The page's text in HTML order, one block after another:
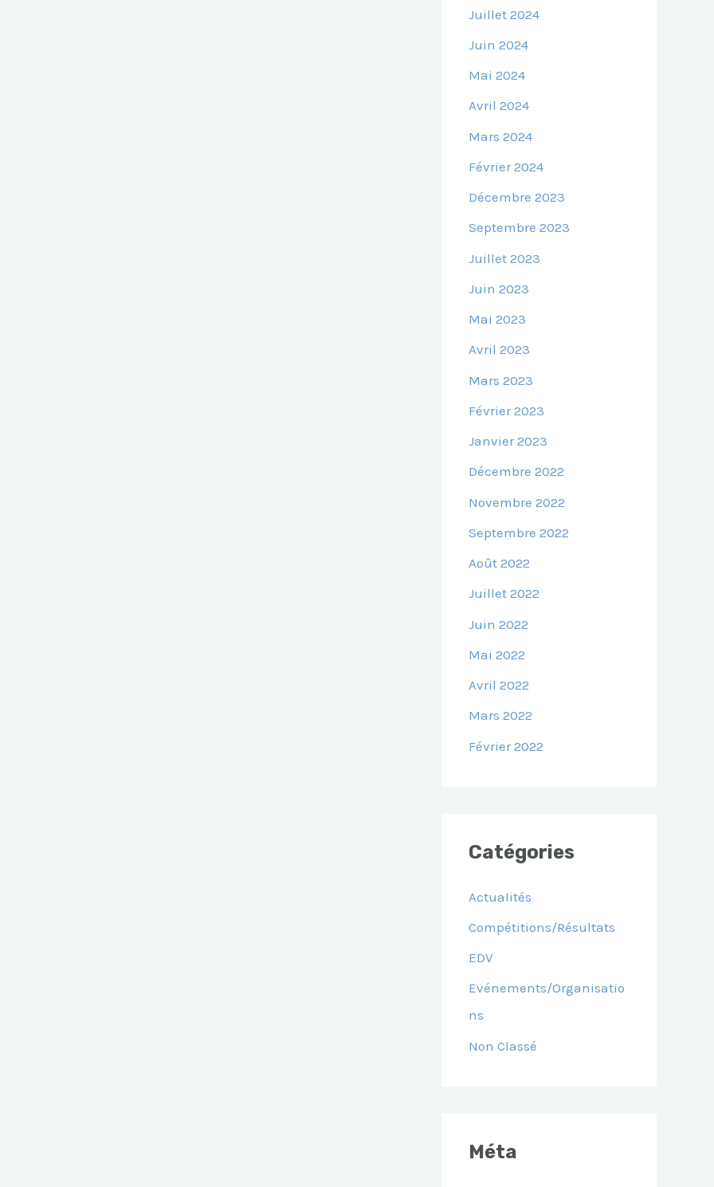
Juillet 2024
Juin 2024
Mai 2024
Avril 2024
Mars 2024
Février 2024
Décembre 2023
Septembre 2023
Juillet 2023
Juin 2023
Mai 2023
Avril 2023
Mars 2023
Février 2023
Janvier 2023
Décembre 2022
Novembre 2022
Septembre 2022
Août 2022
Juillet 2022
Juin 2022
Mai 2022
Avril 2022
Mars 2022
Février 2022
Catégories
Actualités
Compétitions/Résultats
EDV
Evénements/Organisatio
Ns
Non Classé
Méta